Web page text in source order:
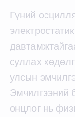
Гүний
суллах
улсын
Эмчилгээний
онцлог нь